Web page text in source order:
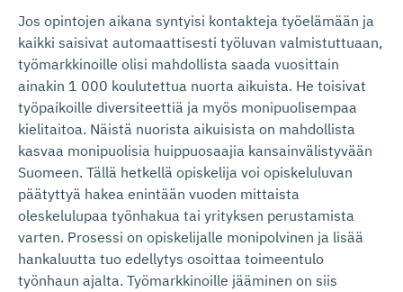
Jos opintojen aikana syntyisi kontakteja työelämään ja
kaikki saisivat automaattisesti työluvan valmistuttuaan,
työmarkkinoille olisi mahdollista saada vuosittain
ainakin 1 000 koulutettua nuorta aikuista. He toisivat
työpaikoille diversiteettiä ja myös monipuolisempaa
kielitaitoa. Näistä nuorista aikuisista on mahdollista
kasvaa monipuolisia huippuosaajia kansainvälistyvään
Suomeen. Tällä hetkellä opiskelija voi opiskeluluvan
päätyttyä hakea enintään vuoden mittaista
oleskelulupaa työnhakua tai yrityksen perustamista
varten. Prosessi on opiskelijalle monipolvinen ja lisää
hankaluutta tuo edellytys osoittaa toimeentulo
työnhaun ajalta. Työmarkkinoille jääminen on siis